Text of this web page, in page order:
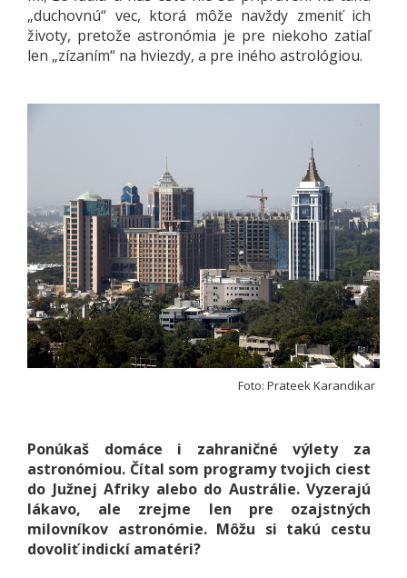
„duchovnú“ vec, ktorá môže navždy zmeniť ich
životy, pretože astronómia je pre niekoho zatiaľ
len „zízaním“ na hviezdy, a pre iného astrológiou.
Foto: Prateek Karandikar
Ponúkaš domáce i zahraničné výlety za
astronómiou. Čítal som programy tvojich ciest
do Južnej Afriky alebo do Austrálie. Vyzerajú
lákavo, ale zrejme len pre ozajstných
milovníkov astronómie. Môžu si takú cestu
dovoliť indickí amatéri?